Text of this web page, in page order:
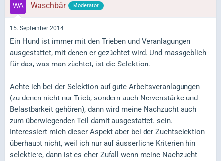
Waschbär Moderator
15. September 2014
Ein Hund ist immer mit den Trieben und Veranlagungen
ausgestattet, mit denen er gezüchtet wird. Und massgeblich
für das, was man züchtet, ist die Selektion.
Achte ich bei der Selektion auf gute Arbeitsveranlagungen
(zu denen nicht nur Trieb, sondern auch Nervenstärke und
Belastbarkeit gehören), dann wird meine Nachzucht auch
zum überwiegenden Teil damit ausgestattet. sein.
Interessiert mich dieser Aspekt aber bei der Zuchtselektion
überhaupt nicht, weil ich nur auf äusserliche Kriterien hin
selektiere, dann ist es eher Zufall wenn meine Nachzucht